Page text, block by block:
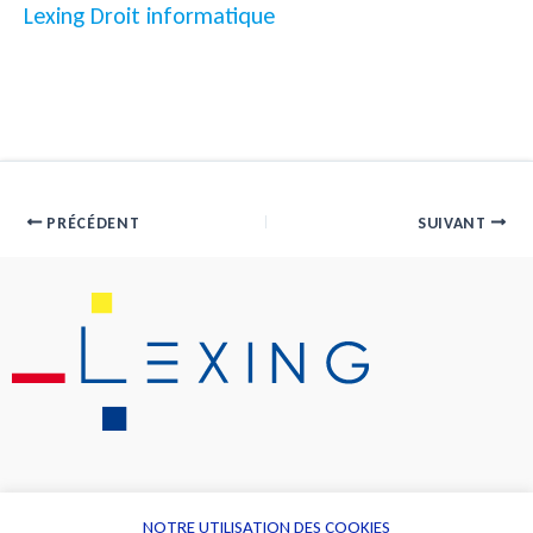
Lexing Droit informatique
PRÉCÉDENT SUIVANT
NOTRE UTILISATION DES COOKIES